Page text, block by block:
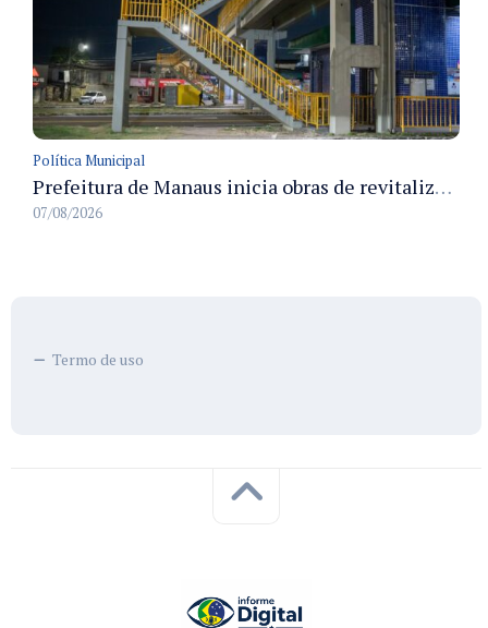
Política Municipal
Prefeitura de Manaus inicia obras de revitalização na passarela Max Teixeira para ampliar segurança e mobilidade urbana
07/08/2026
Termo de uso